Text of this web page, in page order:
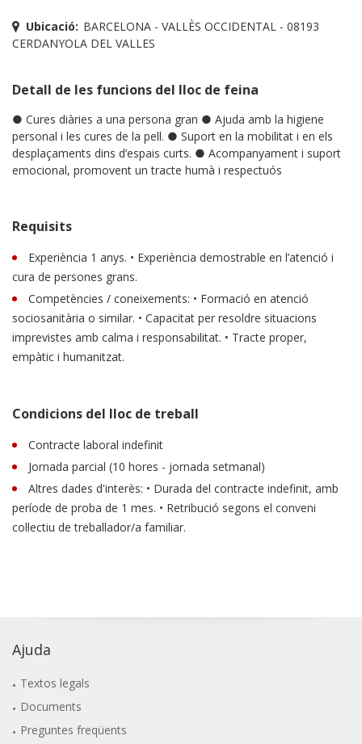
Ubicació: BARCELONA - VALLÈS OCCIDENTAL - 08193
CERDANYOLA DEL VALLES
Detall de les funcions del lloc de feina
● Cures diàries a una persona gran ● Ajuda amb la higiene
personal i les cures de la pell. ● Suport en la mobilitat i en els
desplaçaments dins d’espais curts. ● Acompanyament i suport
emocional, promovent un tracte humà i respectuós
Requisits
Experiència 1 anys. • Experiència demostrable en l’atenció i
cura de persones grans.
Competències / coneixements: • Formació en atenció
sociosanitària o similar. • Capacitat per resoldre situacions
imprevistes amb calma i responsabilitat. • Tracte proper,
empàtic i humanitzat.
Condicions del lloc de treball
Contracte laboral indefinit
Jornada parcial (10 hores - jornada setmanal)
Altres dades d'interès: • Durada del contracte indefinit, amb
període de proba de 1 mes. • Retribució segons el conveni
col·lectiu de treballador/a familiar.
Ajuda
Textos legals
Documents
Preguntes freqüents